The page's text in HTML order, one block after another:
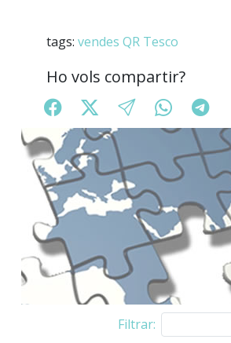
tags: vendes QR Tesco
Ho vols compartir?
Filtrar: